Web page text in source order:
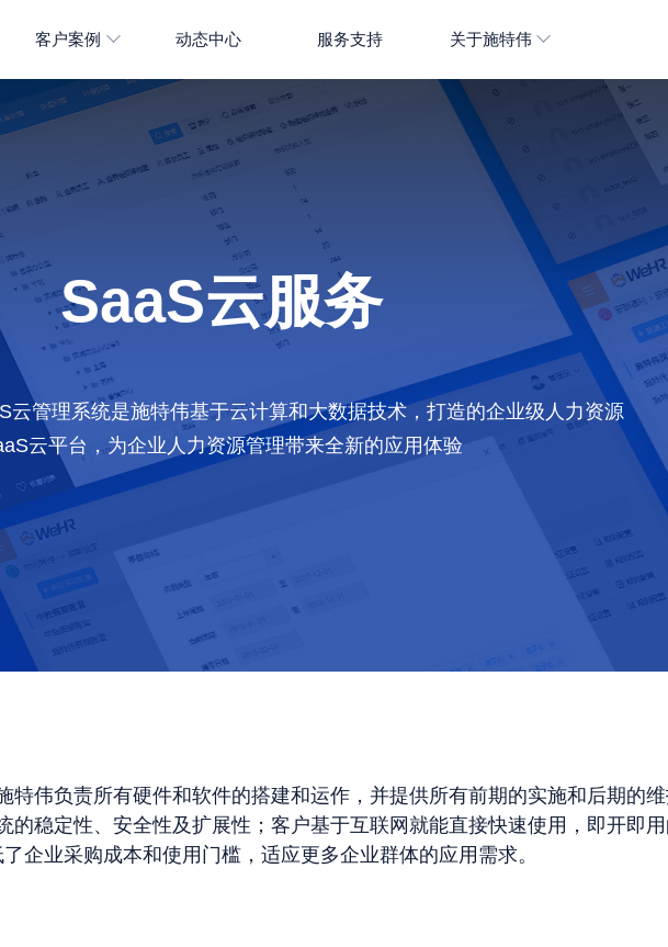
客户案例 动态中心 服务支持 关于施特伟
云管理系统是施特伟基于云计算和大数据技术，打造的企业级人力资源
云平台，为企业人力资源管理带来全新的应用体验
SaaS云服务
特伟负责所有硬件和软件的搭建和运作，并提供所有前期的实施和后期的
的稳定性、安全性及扩展性；客户基于互联网就能直接快速使用，即开即
企业采购成本和使用门槛，适应更多企业群体的应用需求。